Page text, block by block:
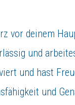
von ISOWA.
über 40
vor deinem
und
und hast
und